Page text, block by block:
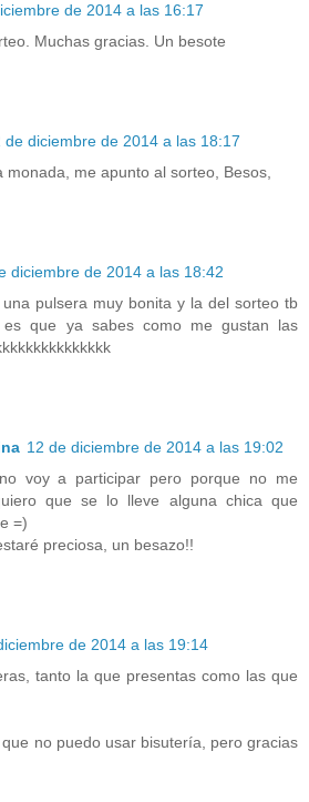
de 2014 a las 16:17
Muchas gracias. Un besote
de diciembre de 2014 a las 18:17
monada, me apunto al sorteo, Besos,
diciembre de 2014 a las 18:42
pulsera muy bonita y la del sorteo tb
que ya sabes como me gustan las
12 de diciembre de 2014 a las 19:02
voy a participar pero porque no me
que se lo lleve alguna chica que
=)
preciosa, un besazo!!
de 2014 a las 19:14
tanto la que presentas como las que
no puedo usar bisutería, pero gracias